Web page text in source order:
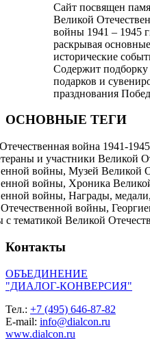
Сайт посвящен
Великой
войны 1941 – 1945
раскрывая основные
исторические
Содержит подборку
подарков и
празднования
ОСНОВНЫЕ ТЕГИ
война 1941-
и участники Великой
войны, Музей Великой
войны, Хроника
войны, Награды,
войны,
с тематикой Великой
Контакты
ОБЪЕДИНЕНИЕ
"ДИАЛОГ-КОНВЕРСИЯ"
Тел.: +7 (495) 646-87-82
E-mail: info@dialcon.ru
www.dialcon.ru